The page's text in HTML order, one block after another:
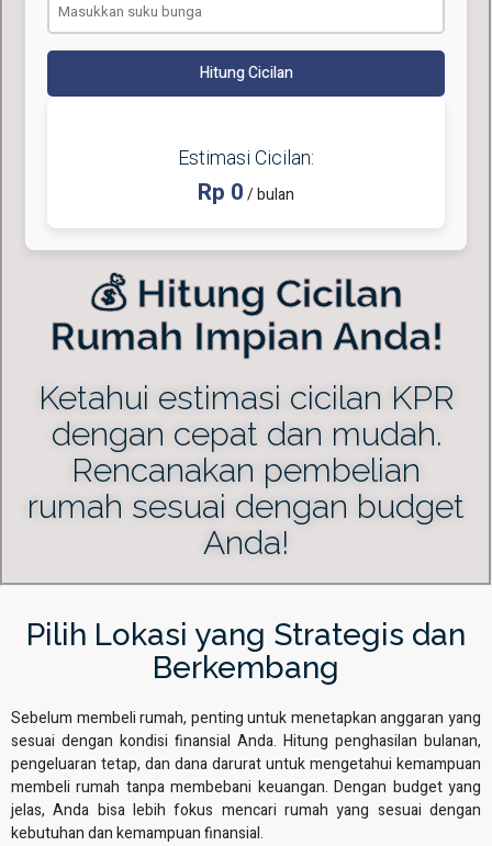
Hitung Cicilan
Estimasi Cicilan:
Rp 0/ bulan
💰 Hitung Cicilan
Rumah Impian Anda!
Ketahui estimasi cicilan KPR
dengan cepat dan mudah.
Rencanakan pembelian
rumah sesuai dengan budget
Anda!
Pilih Lokasi yang Strategis dan
Berkembang
Sebelum membeli rumah, penting untuk menetapkan anggaran yang
sesuai dengan kondisi finansial Anda. Hitung penghasilan bulanan,
pengeluaran tetap, dan dana darurat untuk mengetahui kemampuan
membeli rumah tanpa membebani keuangan. Dengan budget yang
jelas, Anda bisa lebih fokus mencari rumah yang sesuai dengan
kebutuhan dan kemampuan finansial.